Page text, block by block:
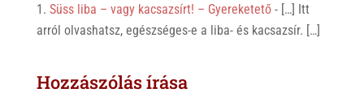
Süss liba – vagy kacsazsírt! – Gyereketető- […] Itt
arról olvashatsz, egészséges-e a liba- és kacsazsír. […]
Hozzászólás írása